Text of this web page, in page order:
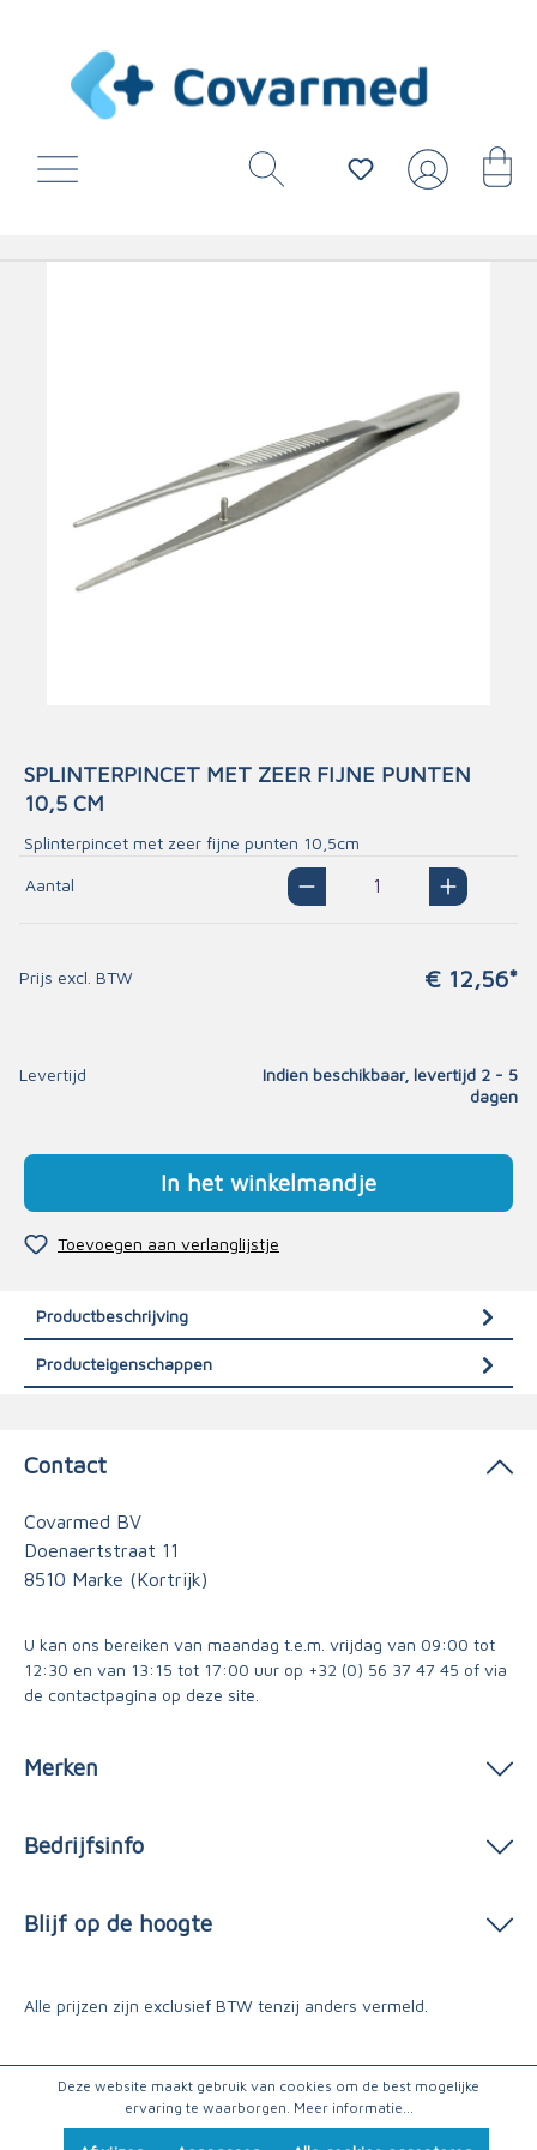
SPLINTERPINCET MET ZEER FIJNE PUNTEN
10,5 CM
Splinterpincet met zeer fijne punten 10,5cm
Aantal
Prijs excl. BTW € 12,56*
Levertijd
Indien beschikbaar, levertijd 2 - 5
dagen
In het winkelmandje
Toevoegen aan verlanglijstje
Productbeschrijving
Producteigenschappen
Contact
Covarmed BV
Doenaertstraat 11
8510 Marke (Kortrijk)
U kan ons bereiken van maandag t.e.m. vrijdag van 09:00 tot
12:30 en van 13:15 tot 17:00 uur op +32 (0) 56 37 47 45 of via
de contactpagina op deze site.
Merken
Bedrijfsinfo
Blijf op de hoogte
Alle prijzen zijn exclusief BTW tenzij anders vermeld.
Deze website maakt gebruik van cookies om de best mogelijke
ervaring te waarborgen. Meer informatie...